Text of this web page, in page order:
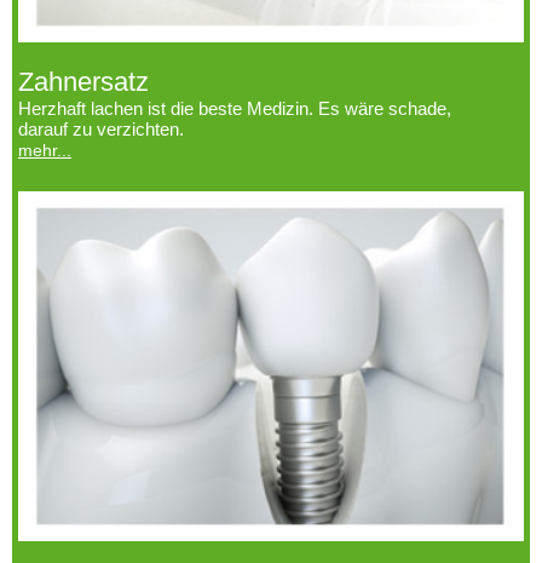
Zahnersatz
Herzhaft lachen ist die beste Medizin. Es wäre schade,
darauf zu verzichten.
mehr...